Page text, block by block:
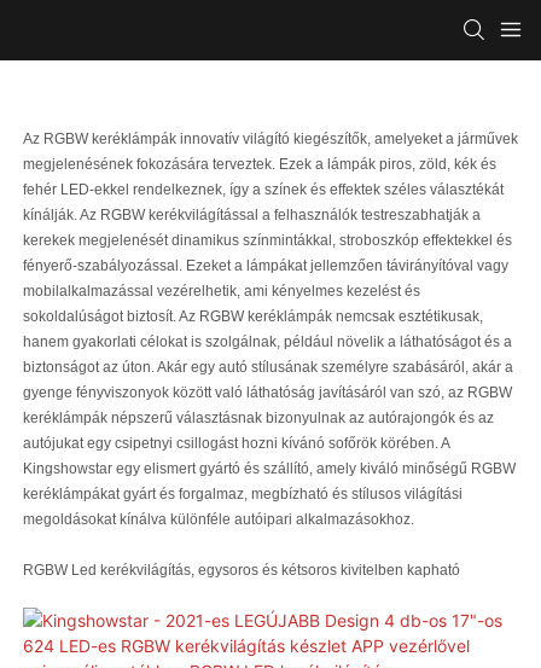
Az RGBW keréklámpák innovatív világító kiegészítők, amelyeket a járművek
megjelenésének fokozására terveztek. Ezek a lámpák piros, zöld, kék és
fehér LED-ekkel rendelkeznek, így a színek és effektek széles választékát
kínálják. Az RGBW kerékvilágítással a felhasználók testreszabhatják a
kerekek megjelenését dinamikus színmintákkal, stroboszkóp effektekkel és
fényerő-szabályozással. Ezeket a lámpákat jellemzően távirányítóval vagy
mobilalkalmazással vezérelhetik, ami kényelmes kezelést és
sokoldalúságot biztosít. Az RGBW keréklámpák nemcsak esztétikusak,
hanem gyakorlati célokat is szolgálnak, például növelik a láthatóságot és a
biztonságot az úton. Akár egy autó stílusának személyre szabásáról, akár a
gyenge fényviszonyok között való láthatóság javításáról van szó, az RGBW
keréklámpák népszerű választásnak bizonyulnak az autórajongók és az
autójukat egy csipetnyi csillogást hozni kívánó sofőrök körében. A
Kingshowstar egy elismert gyártó és szállító, amely kiváló minőségű RGBW
keréklámpákat gyárt és forgalmaz, megbízható és stílusos világítási
megoldásokat kínálva különféle autóipari alkalmazásokhoz.
RGBW Led kerékvilágítás, egysoros és kétsoros kivitelben kapható